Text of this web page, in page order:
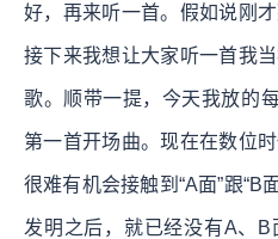
好，再来听一首。假如说刚
接下来我想让大家听一首我
歌。顺带一提，今天我放的
第一首开场曲。现在在数位
很难有机会接触到“A面”跟“B
发明之后，就已经没有A、